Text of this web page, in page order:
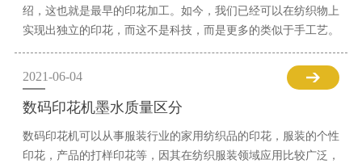
绍，这也就是最早的印花加工。如今，我们已经可以在纺织物上
实现出独立的印花，而这不是科技，而是更多的类似于手工艺。
2021-06-04
数码印花机墨水质量区分
数码印花机可以从事服装行业的家用纺织品的印花，服装的个性
印花，产品的打样印花等，因其在纺织服装领域应用比较广泛，